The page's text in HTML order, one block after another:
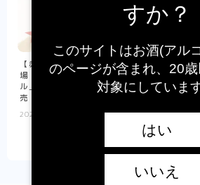
【赤星の缶が数量限定で登
場！】「サッポロラガービー
ル」缶商品が9月8日より全国発
売
2026.07.03 新発売ニュース
すか？
このサイトはお酒(アル
のページが含まれ、20
対象にしています
はい
いいえ